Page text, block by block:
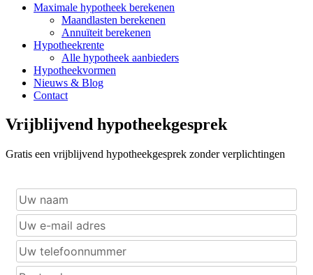
Maximale hypotheek berekenen
Maandlasten berekenen
Annuïteit berekenen
Hypotheekrente
Alle hypotheek aanbieders
Hypotheekvormen
Nieuws & Blog
Contact
Vrijblijvend hypotheekgesprek
Gratis een vrijblijvend hypotheekgesprek zonder verplichtingen